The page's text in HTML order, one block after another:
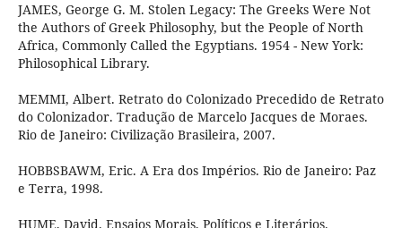
JAMES, George G. M. Stolen Legacy: The Greeks Were Not
the Authors of Greek Philosophy, but the People of North
Africa, Commonly Called the Egyptians. 1954 - New York:
Philosophical Library.
MEMMI, Albert. Retrato do Colonizado Precedido de Retrato
do Colonizador. Tradução de Marcelo Jacques de Moraes.
Rio de Janeiro: Civilização Brasileira, 2007.
HOBBSBAWM, Eric. A Era dos Impérios. Rio de Janeiro: Paz
e Terra, 1998.
HUME, David. Ensaios Morais, Políticos e Literários.